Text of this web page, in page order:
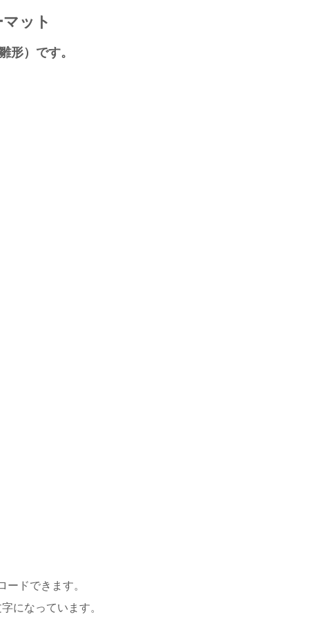
ット
形）です。
ドできます。
になっています。